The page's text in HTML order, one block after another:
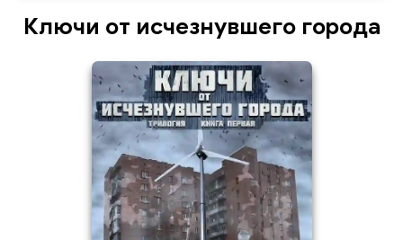
Ключи от исчезнувшего города